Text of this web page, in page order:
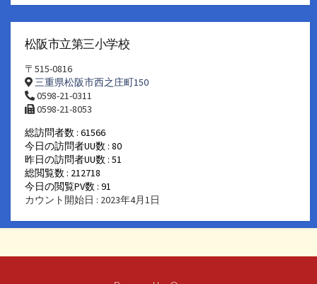
松阪市立第三小学校
〒515-0816
三重県松阪市西之庄町150
0598-21-0311
0598-21-8053
総訪問者数 : 61566
今日の訪問者UU数 : 80
昨日の訪問者UU数 : 51
総閲覧数 : 212718
今日の閲覧PV数 : 91
カウント開始日 : 2023年4月1日